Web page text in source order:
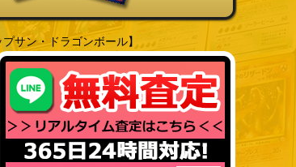
サン・ドラゴンボール】